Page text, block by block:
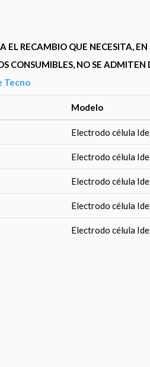
EL RECAMBIO QUE NECESITA,
CONSUMIBLES, NO SE
Tecno
Modelo
Electrodo célula
Electrodo célula
Electrodo célula
Electrodo célula
Electrodo célula